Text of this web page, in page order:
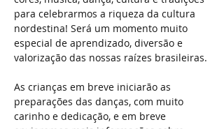
para celebrarmos a riqueza da cultura
nordestina! Será um momento muito
especial de aprendizado, diversão e
valorização das nossas raízes brasileiras.
As crianças em breve iniciarão as
preparações das danças, com muito
carinho e dedicação, e em breve